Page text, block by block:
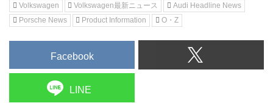
Volkswagen Volkswagen最新ニュース
Audi Headline News
Porsche News
Product Information O・Z
Facebook
LINE